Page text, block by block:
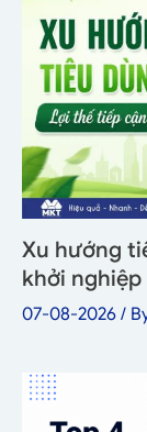
Xu hướng
khởi
07-08-2026 /